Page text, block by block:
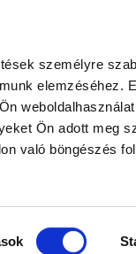
személyre
elemzéséhez.
Ön adott meg
való böngészés